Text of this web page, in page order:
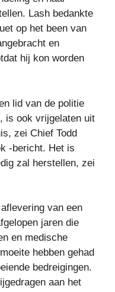
Lash bedankte
op het been van
en
hij kon worden
lid van de politie
is ook vrijgelaten uit
zei Chief Todd
-bericht. Het is
zal herstellen, zei
van een
jaren die
en medische
hebben gehad
bedreigingen.
aan het